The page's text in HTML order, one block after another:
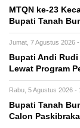
MTQN ke-23
Bupati Tanah
Jumat, 7 Agustus 2026
Bupati Andi
Lewat Program
Rabu, 5 Agustus 2026 -
Bupati Tanah
Calon